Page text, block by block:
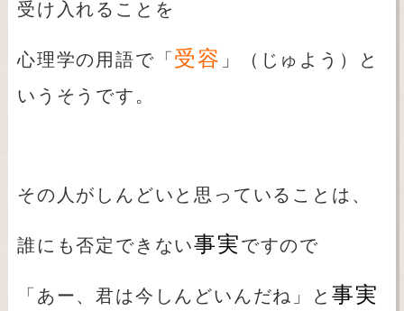
受け入れることを
心理学の用語で「 受容 」（じゅよう）と
いうそうです。
その人がしんどいと思っていることは、
誰にも否定できない事実ですので
「あー、君は今しんどいんだね」と 事実